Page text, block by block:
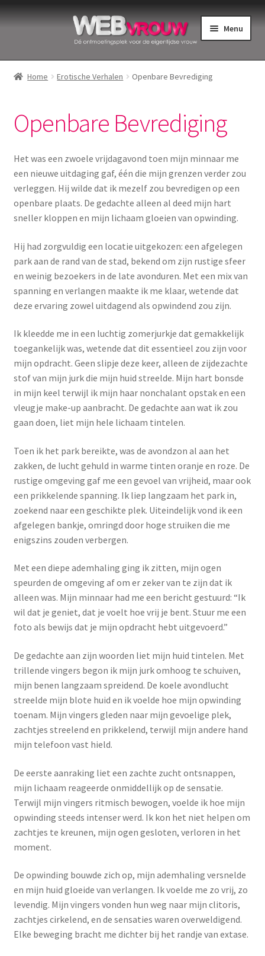
Ga
Ga
Menu
Home
Intiemverzorging
Menstruatiedisks
Menstruatiecups
Menstruatieondergoed
Menstruatiepijn
Menstruatiesponsjes
Seksualiteit
Tampons
Stimulatie, vibrators
Verzorgingsproducten
Wasbare zoogcompressen
Oefenbroekjes – zindelijkheidstraining
Yoni eggs
Diverse
Contact
Home Erotische Verhalen Openbare Bevrediging
Openbare Bevrediging
Het was een zwoele vrijdagavond toen mijn minnaar me
een nieuwe uitdaging gaf, één die mijn grenzen verder zou
verleggen. Hij wilde dat ik mezelf zou bevredigen op een
openbare plaats. De gedachte alleen al deed mijn hart
sneller kloppen en mijn lichaam gloeien van opwinding.
Hij had zorgvuldig een locatie uitgekozen: een afgelegen
park aan de rand van de stad, bekend om zijn rustige sfeer
en weinig bezoekers in de late avonduren. Met een mix van
spanning en verlangen maakte ik me klaar, wetende dat
deze ervaring zowel uitdagend als opwindend zou zijn.
Ik kleedde me in een luchtig zomerjurkje dat gemakkelijk
toegankelijk was, wetende dat dit essentieel zou zijn voor
mijn opdracht. Geen slipje deze keer, alleen de zijdezachte
stof van mijn jurk die mijn huid streelde. Mijn hart bonsde
in mijn keel terwijl ik mijn haar nonchalant opstak en een
vleugje make-up aanbracht. De gedachte aan wat ik zou
gaan doen, liet mijn hele lichaam tintelen.
Toen ik het park bereikte, was de avondzon al aan het
zakken, de lucht gehuld in warme tinten oranje en roze. De
rustige omgeving gaf me een gevoel van vrijheid, maar ook
een prikkelende spanning. Ik liep langzaam het park in,
zoekend naar een geschikte plek. Uiteindelijk vond ik een
afgelegen bankje, omringd door hoge struiken die me
enigszins zouden verbergen.
Met een diepe ademhaling ging ik zitten, mijn ogen
speurden de omgeving af om er zeker van te zijn dat ik
alleen was. Mijn minnaar had me een bericht gestuurd: “Ik
wil dat je geniet, dat je voelt hoe vrij je bent. Stuur me een
foto als bewijs dat je mijn opdracht hebt uitgevoerd.”
De gedachte aan zijn woorden liet mijn huid tintelen. Met
trillende vingers begon ik mijn jurk omhoog te schuiven,
mijn benen langzaam spreidend. De koele avondlucht
streelde mijn blote huid en ik voelde hoe mijn opwinding
toenam. Mijn vingers gleden naar mijn gevoelige plek,
zachtjes streelend en prikkelend, terwijl mijn andere hand
mijn telefoon vast hield.
De eerste aanraking liet een zachte zucht ontsnappen,
mijn lichaam reageerde onmiddellijk op de sensatie.
Terwijl mijn vingers ritmisch bewogen, voelde ik hoe mijn
opwinding steeds intenser werd. Ik kon het niet helpen om
zachtjes te kreunen, mijn ogen gesloten, verloren in het
moment.
De opwinding bouwde zich op, mijn ademhaling versnelde
en mijn huid gloeide van verlangen. Ik voelde me zo vrij, zo
levendig. Mijn vingers vonden hun weg naar mijn clitoris,
zachtjes cirkelend, en de sensaties waren overweldigend.
Elke beweging bracht me dichter bij het randje van extase.